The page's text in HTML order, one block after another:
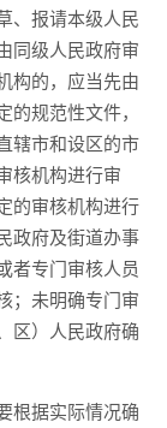
、报请本级人民
同级人民政府审
构的，应当先由
规范性文件，
辖市和设区的市
核机构进行审
的审核机构进行
政府及街道办事
者专门审核人员
；未明确专门审
区）人民政府确
根据实际情况确